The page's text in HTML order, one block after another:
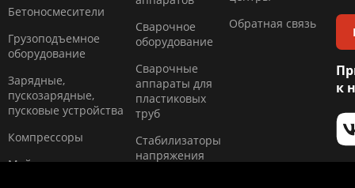
Бетоносмесители
Грузоподъемное
оборудование
Зарядные,
пускозарядные,
пусковые устройства
Компресcоры
Мойки высокого
Сварочное
оборудование
Сварочные
аппараты для
пластиковых
труб
Стабилизаторы
напряжения
Обратная связь
к